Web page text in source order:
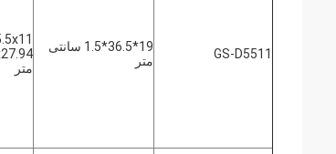
GS-D5511
19*36.5*1.5 سانتی
متر
متر